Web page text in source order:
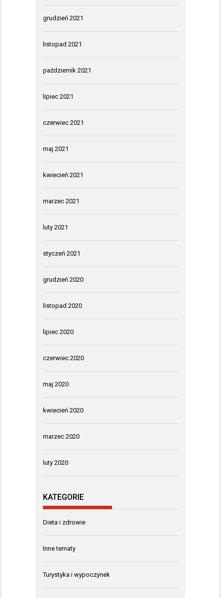
grudzień 2021
listopad 2021
październik 2021
lipiec 2021
czerwiec 2021
maj 2021
kwiecień 2021
marzec 2021
luty 2021
styczeń 2021
grudzień 2020
listopad 2020
lipiec 2020
czerwiec 2020
maj 2020
kwiecień 2020
marzec 2020
luty 2020
KATEGORIE
Dieta i zdrowie
Inne tematy
Turystyka i wypoczynek